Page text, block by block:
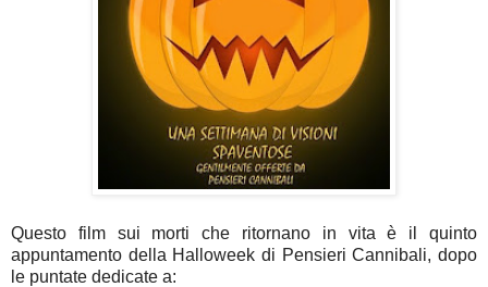
Questo film sui morti che ritornano in vita è il quinto
appuntamento della Halloweek di Pensieri Cannibali, dopo
le puntate dedicate a: